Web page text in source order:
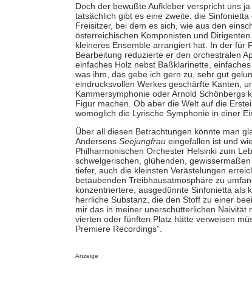
Doch der bewußte Aufkleber verspricht uns
tatsächlich gibt es eine zweite: die
Freisitzer, bei dem es sich, wie aus den
österreichischen Komponisten und
kleineres Ensemble arrangiert hat. In der für
Bearbeitung reduzierte er den orchestralen
einfaches Holz nebst Baßklarinette,
was ihm, das gebe ich gern zu, sehr gut
eindrucksvollen Werkes geschärfte Kanten,
Kammersymphonie oder Arnold Schönbergs
Figur machen. Ob aber die Welt auf die
womöglich die Lyrische Symphonie in einer
Über all diesen Betrachtungen könnte man
AndersensSeejungfraueingefallen ist und
Philharmonischen Orchester Helsinki zum
schwelgerischen, glühenden,
tiefer, auch die kleinsten Verästelungen
betäubenden Treibhausatmosphäre zu
konzentriertere, ausgedünnte Sinfonietta als
herrliche Substanz, die den Stoff zu einer
mir das in meiner unerschütterlichen
vierten oder fünften Platz hätte verweisen
Premiere Recordings”.
Anzeige